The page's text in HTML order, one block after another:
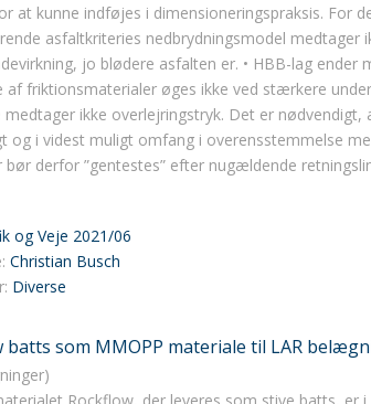
at kunne indføjes i dimensioneringspraksis. For
asfaltkriteries nedbrydningsmodel medtager
jo blødere asfalten er. • HBB-lag ender
af friktionsmaterialer øges ikke ved stærkere
ikke overlejringstryk. Det er nødvendigt,
og i videst muligt omfang i overensstemmelse
bør derfor ”gentestes” efter nugældende
og Veje 2021/06
Christian Busch
Diverse
batts som MMOPP materiale til LAR